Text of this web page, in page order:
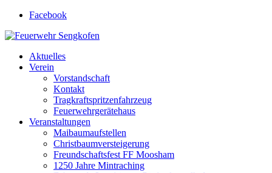
Facebook
Feuerwehr Sengkofen
Gott zur Ehr', dem nächsten zur Wehr
Aktuelles
Verein
Vorstandschaft
Kontakt
Tragkraftspritzenfahrzeug
Feuerwehrgerätehaus
Veranstaltungen
Maibaumaufstellen
Christbaumversteigerung
Freundschaftsfest FF Moosham
1250 Jahre Mintraching